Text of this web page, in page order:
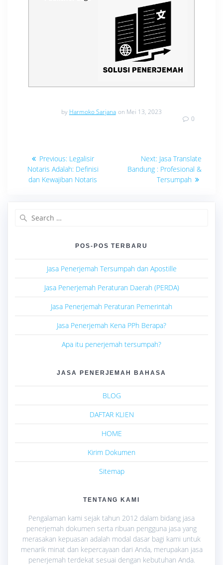
by Harmoko Sarjana on Mei 13, 2023
0
Navigasi
pos
Previous: Previous
post:
Legalisir
Notaris Adalah: Definisi
dan Kewajiban Notaris
Next: Next
post:
Jasa Translate
Bandung : Profesional &
Tersumpah
POS-POS TERBARU
Jasa Penerjemah Tersumpah dan Apostille
Jasa Penerjemah Peraturan Daerah (PERDA)
Jasa Penerjemah Peraturan Pemerintah
Jasa Penerjemah Kena PPh Berapa?
Apa itu penerjemah tersumpah?
JASA PENERJEMAH BAHASA
BLOG
DAFTAR KLIEN
HOME
Kirim Dokumen
Sitemap
TENTANG KAMI
Pengalaman kami sejak tahun 2012 dalam bidang jasa
penerjemah dokumen serta ribuan pengguna jasa yang
merasakan kepuasan adalah modal dasar bagi kami untuk
menarik minat dan kepercayaan dari Anda, merupakan jasa
penerjemah terdekat sesuai dengan kebutuhan Anda.